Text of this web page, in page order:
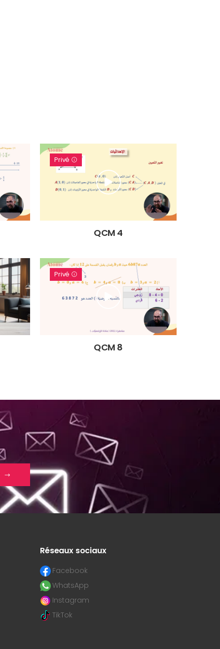
Privé
QCM 4
Privé
QCM 8
Réseaux sociaux
Facebook
WhatsApp
Instagram
TikTok